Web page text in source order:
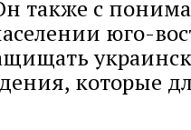
также с
юго-
которые